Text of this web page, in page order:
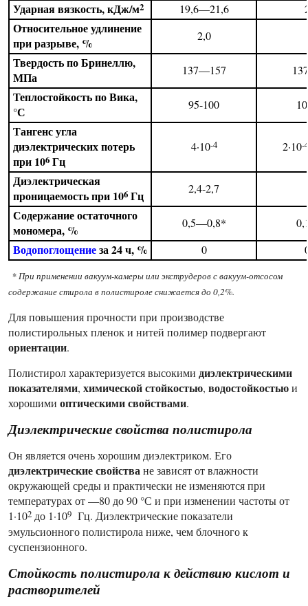
Ударная вязкость, кДж/м2 19,6—21,6
Относительное удлинение
при разрыве, %
2,0
Твердость по Бринеллю,
МПа
137—157
Теплостойкость по Вика,
°С
95-100
Тангенс угла
диэлектрических потерь
при 106 Гц
4·10-4 2·10-4
Диэлектрическая
проницаемость при 106 Гц 2,4-2,7
Содержание остаточного
мономера, %
0,5—0,8*
Водопоглощениеза 24 ч, % 0
* При применении вакуум-камеры или экструдеров с вакуум-отсосом
содержание стирола в полистироле снижается до 0,2%.
Для повышения прочности при производстве
полистирольных пленок и нитей полимер подвергают
ориентации.
Полистирол характеризуется высокими диэлектрическими
показателями, химической стойкостью, водостойкостьюи
хорошими оптическими свойствами.
Диэлектрические свойства полистирола
Он является очень хорошим диэлектриком. Его
диэлектрические свойстване зависят от влажности
окружающей среды и практически не изменяются при
температурах от —80 до 90 °С и при изменении частоты от
1·102 до 1·109 Гц. Диэлектрические показатели
эмульсионного полистирола ниже, чем блочного к
суспензионного.
Стойкость полистирола к действию кислот и
растворителей